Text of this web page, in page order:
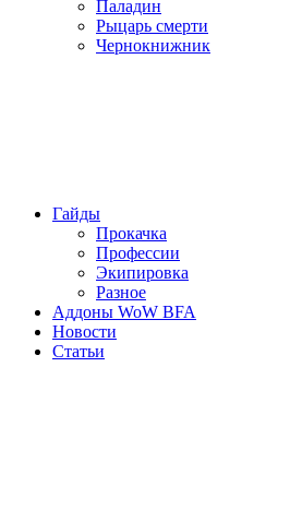
Паладин
Рыцарь смерти
Чернокнижник
Гайды
Прокачка
Профессии
Экипировка
Разное
Аддоны WoW BFA
Новости
Статьи